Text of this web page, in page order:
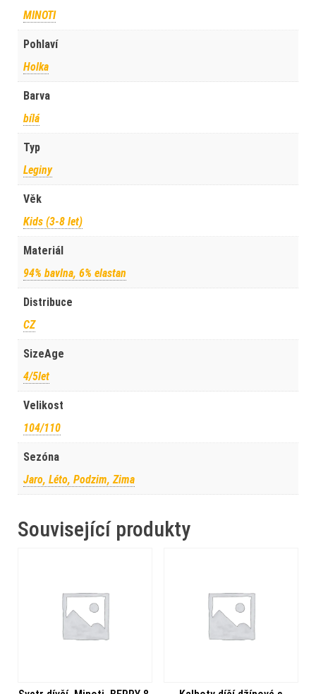
MINOTI
Pohlaví
Holka
Barva
bílá
Typ
Leginy
Věk
Kids (3-8 let)
Materiál
94% bavlna, 6% elastan
Distribuce
CZ
SizeAge
4/5let
Velikost
104/110
Sezóna
Jaro, Léto, Podzim, Zima
Související produkty